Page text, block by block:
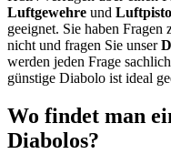
Luftgewehre und
geeignet. Sie haben Fragen
nicht und fragen Sie unser
werden jeden Frage
günstige Diabolo ist ideal
Wo findet man
Diabolos?